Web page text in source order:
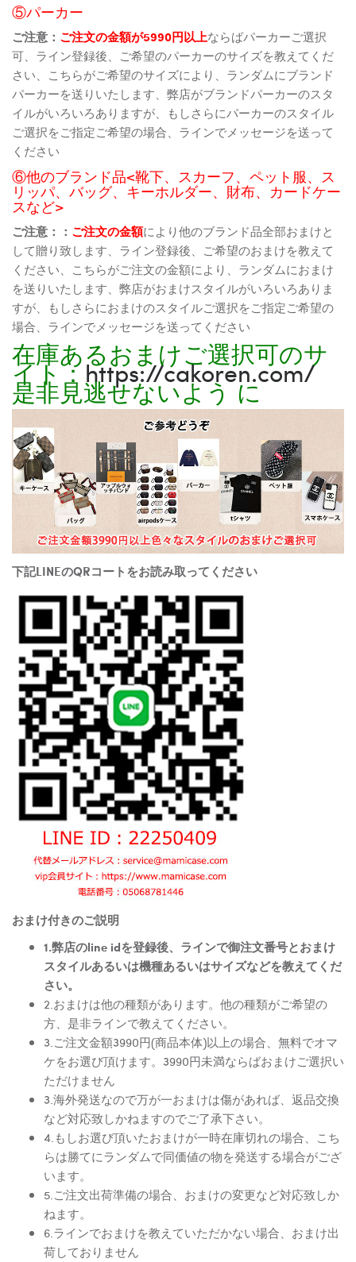
⑤パーカー
ご注意： ご注文の金額が5990円以上ならばパーカーご選択
可、ライン登録後、ご希望のパーカーのサイズを教えてくだ
さい、こちらがご希望のサイズにより、ランダムにブランド
パーカーを送りいたします、弊店がブランドパーカーのスタ
イルがいろいろありますが、もしさらにパーカーのスタイル
ご選択をご指定ご希望の場合、ラインでメッセージを送って
ください
⑥他のブランド品<靴下、スカーフ、ペット服、ス
リッパ、バッグ、キーホルダー、財布、カードケー
スなど>
ご注意：： ご注文の金額により他のブランド品全部おまけと
して贈り致します、ライン登録後、ご希望のおまけを教えて
ください、こちらがご注文の金額により、ランダムにおまけ
を送りいたします、弊店がおまけスタイルがいろいろありま
すが、もしさらにおまけのスタイルご選択をご指定ご希望の
場合、ラインでメッセージを送ってください
在庫あるおまけご選択可のサ
イト：https://cakoren.com/
是非見逃せないよう に
下記LINEのQRコートをお読み取ってください
おまけ付きのご説明
1.弊店のline idを登録後、ラインで御注文番号とおまけ
スタイルあるいは機種あるいはサイズなどを教えてくだ
さい。
2.おまけは他の種類があります。他の種類がご希望の
方、是非ラインで教えてください。
3.ご注文金額3990円(商品本体)以上の場合、無料でオマ
ケをお選び頂けます。3990円未満ならばおまけご選択い
ただけません
3.海外発送なので万が一おまけは傷があれば、返品交換
など対応致しかねますのでご了承下さい。
4.もしお選び頂いたおまけが一時在庫切れの場合、こち
らは勝てにランダムで同価値の物を発送する場合がござ
います。
5.ご注文出荷準備の場合、おまけの変更など対応致しか
ねます。
6.ラインでおまけを教えていただかない場合、おまけ出
荷しておりません